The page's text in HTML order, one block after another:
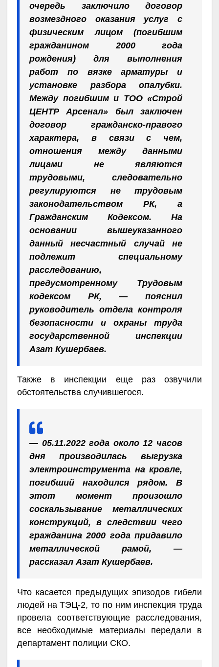
очередь заключило договор
возмездного оказания услуг с
физическим лицом (погибшим
гражданином 2000 года
рождения) для выполнения
работ по вязке арматуры и
установке разбора опалубки.
Между погибшим и ТОО «Строй
ЦЕНТР Арсенал» был заключен
договор гражданско-правого
характера, в связи с чем,
отношения между данными
лицами не являются
трудовыми, следовательно
регулируются не трудовым
законодательством РК, а
Гражданским Кодексом. На
основании вышеуказанного
данный несчастный случай не
подлежит специальному
расследованию,
предусмотренному Трудовым
кодексом РК, — пояснил
руководитель отдела контроля
безопасности и охраны труда
государственной инспекции
Азат Кушербаев.
Также в инспекции еще раз озвучили
обстоятельства случившегося.
— 05.11.2022 года около 12 часов
дня производилась выгрузка
электроинструмента на кровле,
погибший находился рядом. В
этот момент произошло
соскальзывание металлических
конструкций, в следствии чего
гражданина 2000 года придавило
металлической рамой, —
рассказал Азат Кушербаев.
Что касается предыдущих эпизодов гибели
людей на ТЭЦ-2, то по ним инспекция труда
провела соответствующие расследования,
все необходимые материалы передали в
департамент полиции СКО.